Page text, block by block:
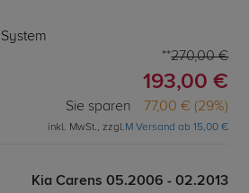
270,00 €
193,00 €
Sie sparen 77,00 € (29%)
inkl. MwSt., zzgl.M Versand ab 15,00 €
Kia Carens 05.2006 - 02.2013